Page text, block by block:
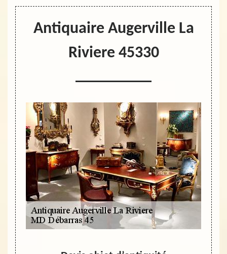
Antiquaire Augerville La
Riviere 45330